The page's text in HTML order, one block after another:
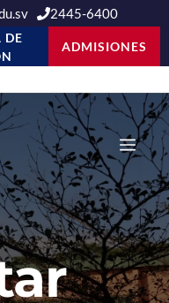
2445-6400
DE
ADMISIONES